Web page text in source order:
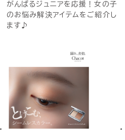
がんばるジュニアを応援！女の子
のお悩み解決アイテムをご紹介し
ます♪